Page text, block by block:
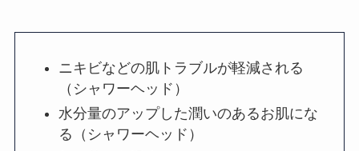
ニキビなどの肌トラブルが軽減される
（シャワーヘッド）
水分量のアップした潤いのあるお肌にな
る（シャワーヘッド）